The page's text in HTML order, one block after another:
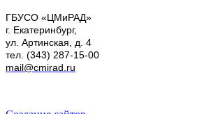
ГБУСО «ЦМиРАД»
г. Екатеринбург,
ул. Артинская, д. 4
тел. (343) 287-15-00
mail@cmirad.ru